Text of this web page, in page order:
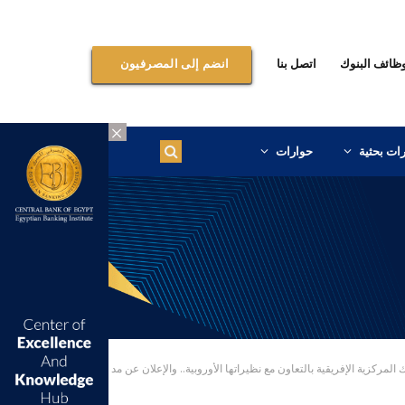
×
البنوك اتصل بنا انضم إلى المصرفيون
بحثية حوارات
بالتعاون مع نظيراتها الأوروبية.. والإعلان عن مد البرنامج حتى ديسمبر 2027